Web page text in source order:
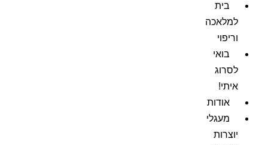
בית
למלאכה
וריפוי
בואי
לסרוג
איתי!
אודות
מעגלי
יוצרות